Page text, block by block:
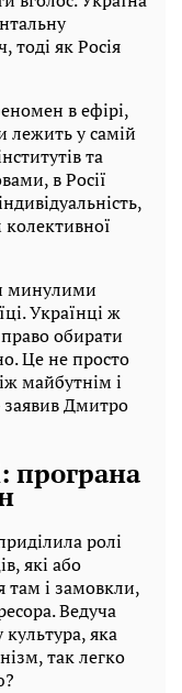
тоді як Росія
в ефірі,
лежить у самій
та
в Росії
минулими
Українці ж
обирати
Це не просто
майбутнім і
Дмитро
програна
ролі
які або
там і замовкли,
Ведуча
яка
так легко